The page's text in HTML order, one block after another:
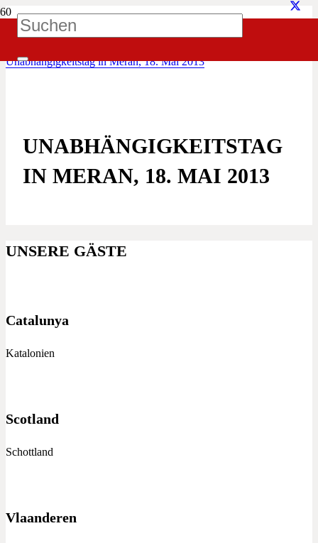
iatz!
Mitmachen
Unabhängigkeitstag in Meran, 18. Mai 2013
UNABHÄNGIGKEITSTAG
IN MERAN, 18. MAI 2013
UNSERE GÄSTE
Catalunya
Katalonien
Scotland
Schottland
Vlaanderen